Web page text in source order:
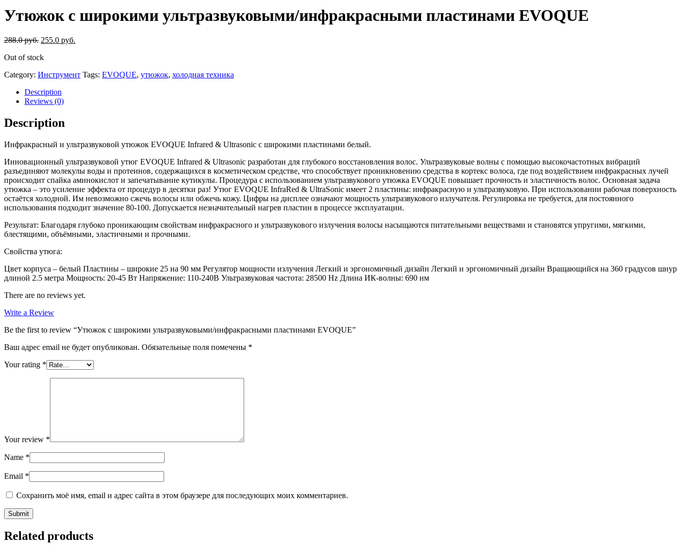
Утюжок с широкими ультразвуковыми/инфракрасными пластинами EVOQUE
288.0руб. 255.0 руб.
Out of stock
Category: Инструмент Tags: EVOQUE, утюжок, холодная техника
Description
Reviews (0)
Description
Инфракрасный и ультразвуковой утюжок EVOQUE Infrared & Ultrasonic с широкими пластинами белый.
Инновационный ультразвуковой утюг EVOQUE Infrared & Ultrasonic разработан для глубокого восстановления волос. Ультразвуковые волны с помощью высокочастотных вибраций
разъединяют молекулы воды и протеинов, содержащихся в косметическом средстве, что способствует проникновению средства в кортекс волоса, где под воздействием инфракрасных лучей
происходит спайка аминокислот и запечатывание кутикулы. Процедура с использованием ультразвукового утюжка EVOQUE повышает прочность и эластичность волос. Основная задача
утюжка – это усиление эффекта от процедур в десятки раз! Утюг EVOQUE InfraRed & UltraSonic имеет 2 пластины: инфракрасную и ультразвуковую. При использовании рабочая поверхность
остаётся холодной. Им невозможно сжечь волосы или обжечь кожу. Цифры на дисплее означают мощность ультразвукового излучателя. Регулировка не требуется, для постоянного
использования подходит значение 80-100. Допускается незначительный нагрев пластин в процессе эксплуатации.
Результат: Благодаря глубоко проникающим свойствам инфракрасного и ультразвукового излучения волосы насыщаются питательными веществами и становятся упругими, мягкими,
блестящими, объёмными, эластичными и прочными.
Свойства утюга:
Цвет корпуса – белый Пластины – широкие 25 на 90 мм Регулятор мощности излучения Легкий и эргономичный дизайн Легкий и эргономичный дизайн Вращающийся на 360 градусов шнур
длиной 2.5 метра Мощность: 20-45 Вт Напряжение: 110-240В Ультразвуковая частота: 28500 Hz Длина ИК-волны: 690 нм
There are no reviews yet.
Write a Review
Be the first to review “Утюжок с широкими ультразвуковыми/инфракрасными пластинами EVOQUE”
Ваш адрес email не будет опубликован. Обязательные поля помечены *
Your rating *
Your review *
Name *
Email *
Сохранить моё имя, email и адрес сайта в этом браузере для последующих моих комментариев.
Related products